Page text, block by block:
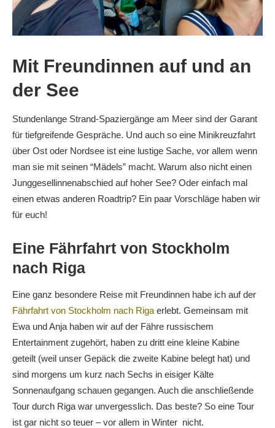
Mit Freundinnen auf und an
der See
Stundenlange Strand-Spaziergänge am Meer sind der Garant
für tiefgreifende Gespräche. Und auch so eine Minikreuzfahrt
über Ost oder Nordsee ist eine lustige Sache, vor allem wenn
man sie mit seinen “Mädels” macht. Warum also nicht einen
Junggesellinnenabschied auf hoher See? Oder einfach mal
einen etwas anderen Roadtrip? Ein paar Vorschläge haben wir
für euch!
Eine Fährfahrt von Stockholm
nach Riga
Eine ganz besondere Reise mit Freundinnen habe ich auf der
Fährfahrt von Stockholm nach Riga erlebt. Gemeinsam mit
Ewa und Anja haben wir auf der Fähre russischem
Entertainment zugehört, haben zu dritt eine kleine Kabine
geteilt (weil unser Gepäck die zweite Kabine belegt hat) und
sind morgens um kurz nach Sechs in eisiger Kälte
Sonnenaufgang schauen gegangen. Auch die anschließende
Tour durch Riga war unvergesslich. Das beste? So eine Tour
ist gar nicht so teuer – vor allem in Winter nicht.